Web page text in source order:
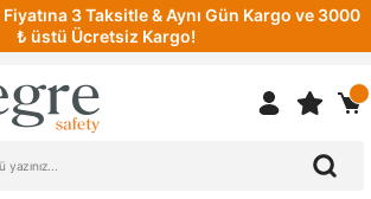
3 Taksitle & Aynı Gün Kargo ve 3000
₺ üstü Ücretsiz Kargo!